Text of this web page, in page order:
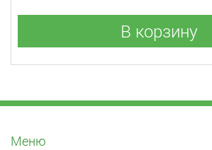
В корзину
Меню